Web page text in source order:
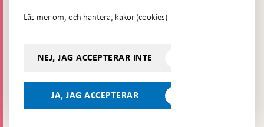
Följ oss på sociala medier
YouTubeDela på:
Facebook
Dela på:
Instagram
Dela
på:
Bluesky
Läs mer om, och hantera, kakor (cookies)
NEJ, JAG ACCEPTERAR INTE
JA, JAG ACCEPTERAR